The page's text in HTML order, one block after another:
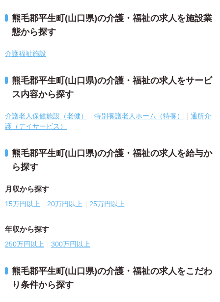
熊毛郡平生町(山口県)の介護・福祉の求人を施設業
態から探す
介護福祉施設
熊毛郡平生町(山口県)の介護・福祉の求人をサービ
ス内容から探す
介護老人保健施設（老健） 特別養護老人ホーム（特養）
通所介
護（デイサービス）
熊毛郡平生町(山口県)の介護・福祉の求人を給与か
ら探す
月収から探す
15万円以上 20万円以上 25万円以上
年収から探す
250万円以上 300万円以上
熊毛郡平生町(山口県)の介護・福祉の求人をこだわ
り条件から探す